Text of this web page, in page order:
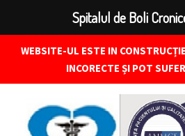
WEBSITE-UL ESTE IN
INCORECTE ȘI POT
Spitalul de Boli